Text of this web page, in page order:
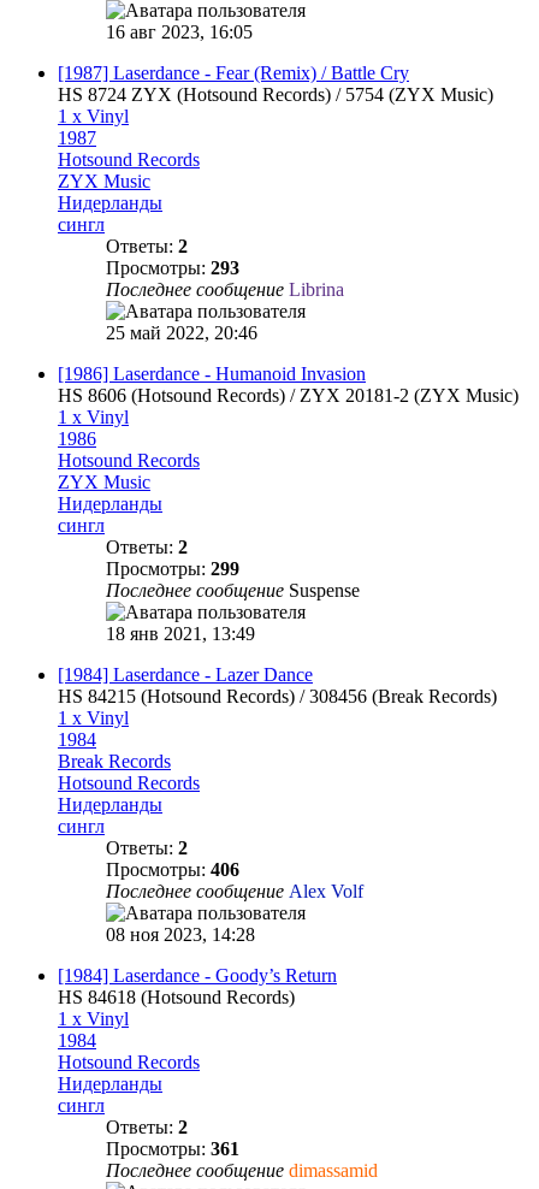
16 авг 2023, 16:05
[1987] Laserdance - Fear (Remix) / Battle Cry
HS 8724 ZYX (Hotsound Records) / 5754 (ZYX Music)
1 x Vinyl
1987
Hotsound Records
ZYX Music
Нидерланды
сингл
Ответы: 2
Просмотры: 293
Последнее сообщение Librina
25 май 2022, 20:46
[1986] Laserdance - Humanoid Invasion
HS 8606 (Hotsound Records) / ZYX 20181-2 (ZYX Music)
1 x Vinyl
1986
Hotsound Records
ZYX Music
Нидерланды
сингл
Ответы: 2
Просмотры: 299
Последнее сообщение Suspense
18 янв 2021, 13:49
[1984] Laserdance - Lazer Dance
HS 84215 (Hotsound Records) / 308456 (Break Records)
1 x Vinyl
1984
Break Records
Hotsound Records
Нидерланды
сингл
Ответы: 2
Просмотры: 406
Последнее сообщение Alex Volf
08 ноя 2023, 14:28
[1984] Laserdance - Goody’s Return
HS 84618 (Hotsound Records)
1 x Vinyl
1984
Hotsound Records
Нидерланды
сингл
Ответы: 2
Просмотры: 361
Последнее сообщение dimassamid